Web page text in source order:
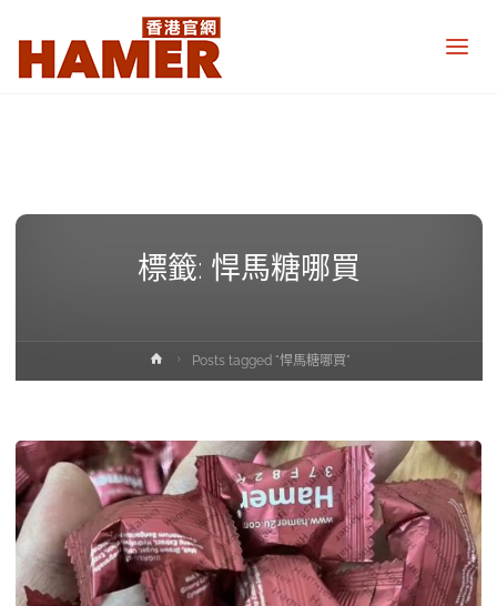
Hong
website
標籤: 悍馬糖哪買
HomePosts tagged "悍馬糖哪買"